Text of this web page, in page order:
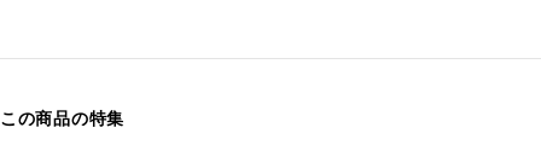
この商品の特集